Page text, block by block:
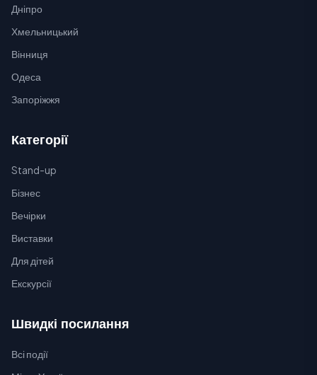
Дніпро
Хмельницький
Вінниця
Одеса
Запоріжжя
Категорії
Stand-up
Бізнес
Вечірки
Виставки
Для дітей
Екскурсії
Швидкі посилання
Всі події